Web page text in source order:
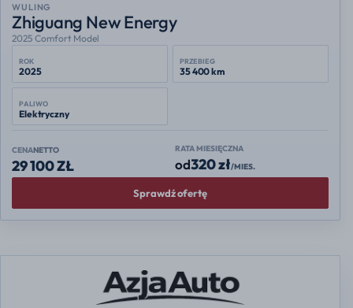
WULING
Zhiguang New Energy
2025 Comfort Model
ROK
2025
PRZEBIEG
35 400 km
PALIWO
Elektryczny
CENANETTO
29 100 ZŁ
RATA MIESIĘCZNA
od320 zł/MIES.
Sprawdź ofertę